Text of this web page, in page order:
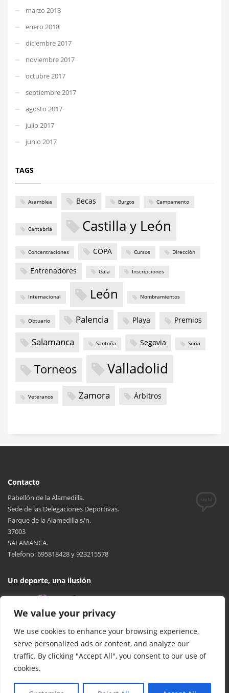
We value your privacy
We use cookies to enhance your browsing experience,
serve personalized ads or content, and analyze our
traffic. By clicking "Accept All", you consent to our use of
cookies.
marzo 2018
enero 2018
diciembre 2017
noviembre 2017
octubre 2017
septiembre 2017
agosto 2017
julio 2017
junio 2017
TAGS
Asamblea Becas Burgos Campamento
Cantabria Castilla y León
Concentraciones COPA Cursos Dirección
Entrenadores Gala Inscripciones
Internacional León Nombramientos
Obtuario Palencia Playa Premios
Salamanca Santoña Segovia Soria
Torneos Valladolid
Veteranos Zamora Árbitros
Contacto
Pabellón de la Alamedilla.
Sede de las Delegaciones Deportivas.
Parque de la Alamedilla s/n.
37003
SALAMANCA.
Telefono: 695818428 y 923215578
Un deporte, una ilusión
León. Todos los derechos reservados. Desarrollado por
TOOOLS